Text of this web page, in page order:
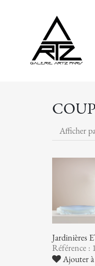
Afficher
Jardinières
Référence :
Ajouter